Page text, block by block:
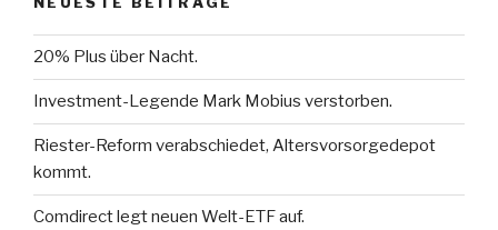
20% Plus über Nacht.
Investment-Legende Mark Mobius verstorben.
Riester-Reform verabschiedet, Altersvorsorgedepot
kommt.
Comdirect legt neuen Welt-ETF auf.